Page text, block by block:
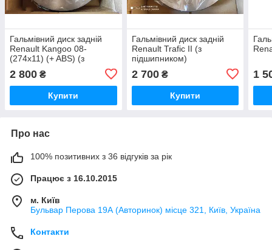
Гальмівний диск задній
Renault Kangoo 08-
(274х11) (+ ABS) (з
2 800 ₴
Купити
Гальмівний диск задній
Renault Trafic II (з
підшипником)
2 700₴
Купити
1
Про нас
100% позитивних з 36 відгуків за рік
Працює з 16.10.2015
м. Київ
Бульвар Перова 19А (Авторинок) місце 321, Київ, Україна
Контакти